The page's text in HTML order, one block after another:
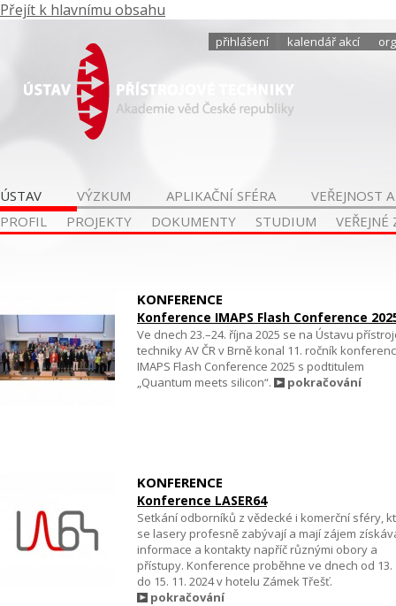
Přejít k hlavnímu obsahu
přihlášení kalendář akcí
ÚSTAV VÝZKUM APLIKAČNÍ SFÉRA
VEŘEJNOST
PROFIL
PROJEKTY DOKUMENTY STUDIUM VEŘEJNÉ
KONFERENCE
Konference IMAPS Flash Conference
Ve dnech 23.–24. října 2025 se na Ústavu
techniky AV ČR v Brně konal 11. ročník
IMAPS Flash Conference 2025 s podtitulem
„Quantum meets silicon“.
pokračování
KONFERENCE
Konference LASER64
Setkání odborníků z vědecké i komerční sféry,
se lasery profesně zabývají a mají zájem
informace a kontakty napříč různými obory a
přístupy. Konference proběhne ve dnech od 13.
do 15. 11. 2024 v hotelu Zámek Třešť.
pokračování